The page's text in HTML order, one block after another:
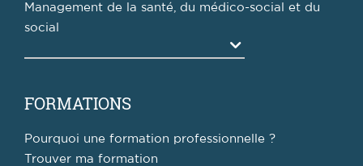
Management de la santé, du médico-social et du
social
Agrandir
FORMATIONS
Pourquoi une formation professionnelle ?
Trouver ma formation